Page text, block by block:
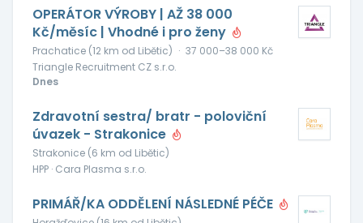
OPERÁTOR VÝROBY | AŽ 38 000
Kč/měsíc | Vhodné i pro ženy
Prachatice (12 km od Libětic) · 37 000–38 000 Kč
Triangle Recruitment CZ s.r.o.
Dnes
Zdravotní sestra/ bratr - poloviční
úvazek - Strakonice
Strakonice (6 km od Libětic)
HPP · Cara Plasma s.r.o.
PRIMÁŘ/KA ODDĚLENÍ NÁSLEDNÉ PÉČE